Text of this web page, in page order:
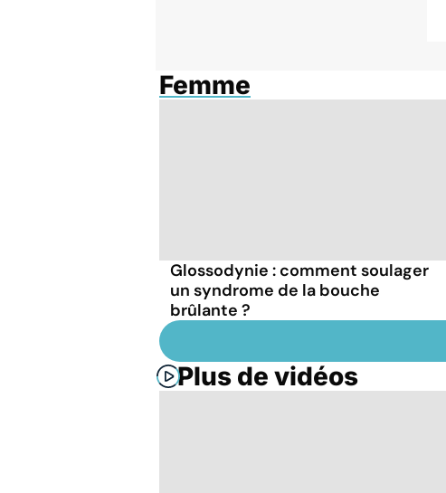
Femme
Glossodynie : comment soulager
un syndrome de la bouche
brûlante ?
Plus de vidéos